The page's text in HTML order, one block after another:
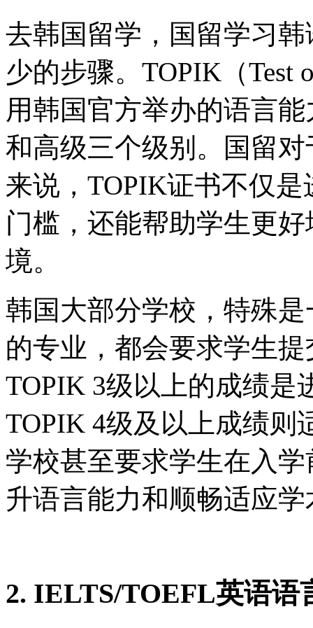
去韩国留学，国留学习
少的步骤。TOPIK（Test
用韩国官方举办的语言
和高级三个级别。国留
来说，TOPIK证书不仅
门槛，还能帮助学生更
境。
韩国大部分学校，特殊
的专业，都会要求学生
TOPIK 3级以上的成绩是
TOPIK 4级及以上成绩则
学校甚至要求学生在入
升语言能力和顺畅适应
2. IELTS/TOEFL英语语